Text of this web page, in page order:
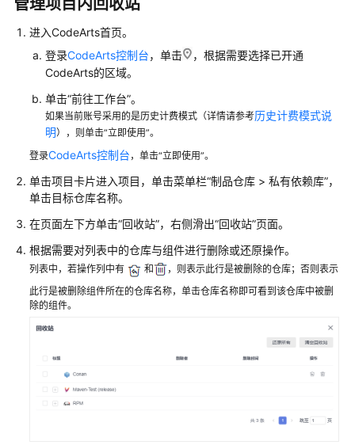
赖
库
有
依
赖
库
的
简
新
建
有
配
置
管理项目内回收站
进入CodeArts首页。
登录CodeArts控制台，单击
，根据需要选择已开通
CodeArts的区域。
单击“前往工作台”。
如果当前账号采用的是历史计费模式（详情请参考历史计费模式说
明），则单击“立即使用”。
登录CodeArts控制台 ，单击“立即使用”。
单击项目卡片进入项目，单击菜单栏“制品仓库 > 私有依赖库”，
单击目标仓库名称。
在页面左下方单击“回收站”，右侧滑出“回收站”页面。
根据需要对列表中的仓库与组件进行删除或还原操作。
列表中，若操作列中有 和
，则表示此行是被删除的仓库；否则表示
此行是被删除组件所在的仓库名称，单击仓库名称即可看到该仓库中被删
除的组件。